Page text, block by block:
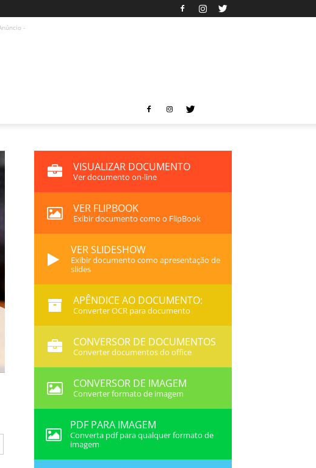
-
VISUALIZAR DOCUMENTO
Ver documento on-line
VER FLIPBOOK
Exibir documento como o FlipBook
VER SLIDESHOW
Exibir documento como apresentação de
slides
APÊNDICE AO DOCUMENTO:
Converter OCR para documento
CONVERSOR DE DOCUMENTOS
Converter documentos do office
CONVERSOR DE IMAGEM
Converter formato de imagem
PDF PARA IMAGEM
Converta pdf para qualquer formato de
imagem